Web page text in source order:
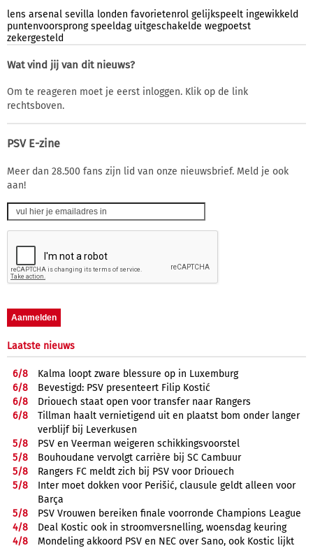
lens arsenal sevilla londen favorietenrol gelijkspeelt ingewikkeld
puntenvoorsprong speeldag uitgeschakelde wegpoetst
zekergesteld
Wat vind jij van dit nieuws?
Om te reageren moet je eerst inloggen. Klik op de link
rechtsboven.
PSV E-zine
Meer dan 28.500 fans zijn lid van onze nieuwsbrief. Meld je ook
aan!
Laatste nieuws
6/8
Kalma loopt zware blessure op in Luxemburg
6/8
Bevestigd: PSV presenteert Filip Kostić
6/8
Driouech staat open voor transfer naar Rangers
6/8
Tillman haalt vernietigend uit en plaatst bom onder langer
verblijf bij Leverkusen
5/8
PSV en Veerman weigeren schikkingsvoorstel
5/8
Bouhoudane vervolgt carrière bij SC Cambuur
5/8
Rangers FC meldt zich bij PSV voor Driouech
5/8
Inter moet dokken voor Perišić, clausule geldt alleen voor
Barça
5/8
PSV Vrouwen bereiken finale voorronde Champions League
4/8
Deal Kostic ook in stroomversnelling, woensdag keuring
4/8
Mondeling akkoord PSV en NEC over Sano, ook Kostic lijkt